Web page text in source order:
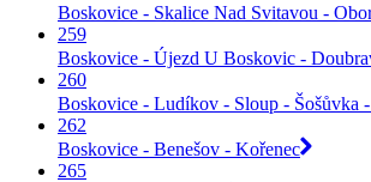
Boskovice - Skalice Nad Svitavou -
259
Boskovice - Újezd U Boskovic -
260
Boskovice - Ludíkov - Sloup - Šošůvka
262
Boskovice - Benešov - Kořenec
265